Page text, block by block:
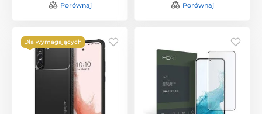
Porównaj Porównaj
Dla wymagających